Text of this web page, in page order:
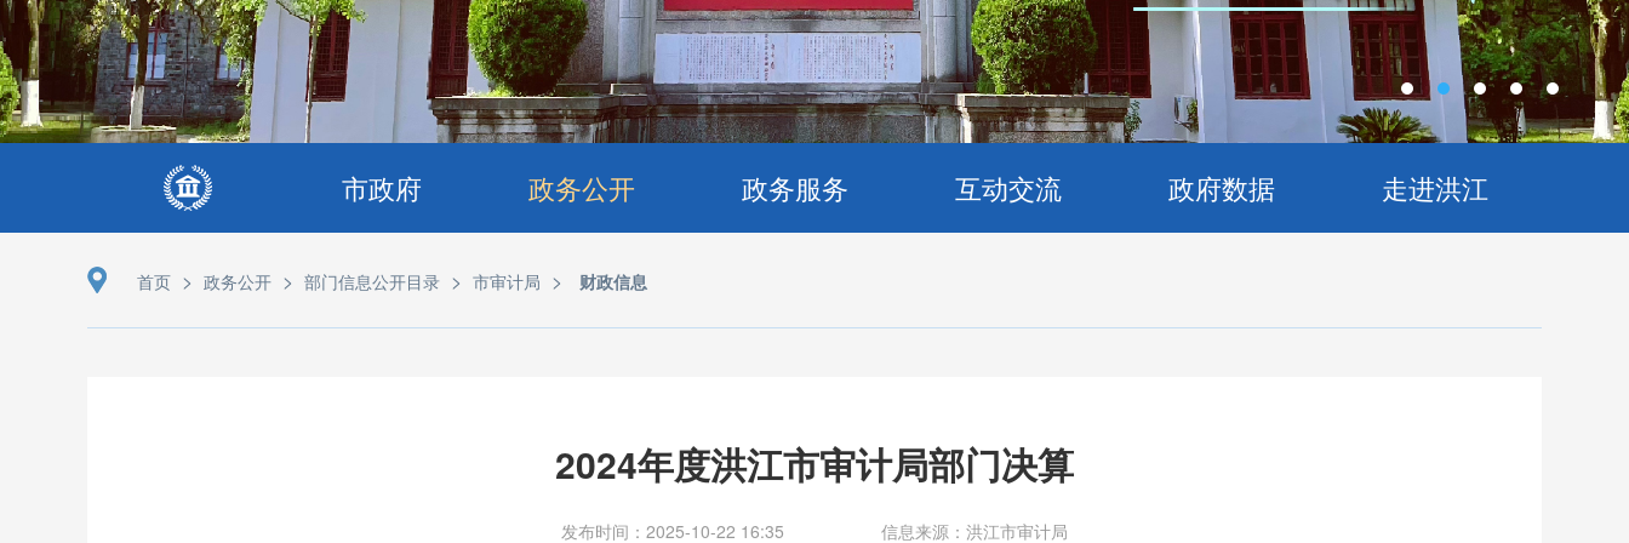
市政府 政务公开 政务服务 互动交流 政府数据 走进洪江
首页 > 政务公开 > 部门信息公开目录 > 市审计局 > 财政信息
2024年度洪江市审计局部门决算
发布时间：2025-10-22 16:35 信息来源：洪江市审计局